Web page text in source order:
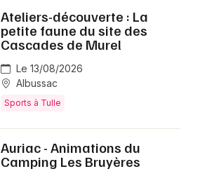
Ateliers-découverte : La
petite faune du site des
Cascades de Murel
Le 13/08/2026
Albussac
Sports à Tulle
Auriac - Animations du
Camping Les Bruyères